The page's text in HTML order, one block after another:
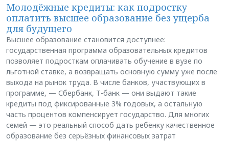
Молодёжные кредиты: как подростку
оплатить высшее образование без ущерба
для будущего
Высшее образование становится доступнее:
государственная программа образовательных кредитов
позволяет подросткам оплачивать обучение в вузе по
льготной ставке, а возвращать основную сумму уже после
выхода на рынок труда. В числе банков, участвующих в
программе, — Сбербанк, Т-банк — они выдают такие
кредиты под фиксированные 3% годовых, а остальную
часть процентов компенсирует государство. Для многих
семей — это реальный способ дать ребёнку качественное
образование без серьёзных финансовых затрат